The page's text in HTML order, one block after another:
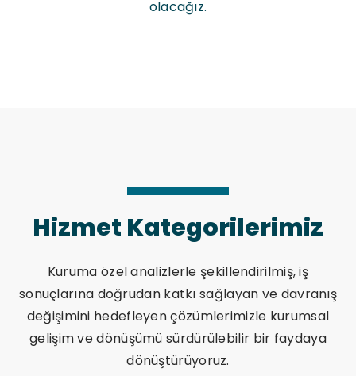
olacağız.
Hizmet Kategorilerimiz
Kuruma özel analizlerle şekillendirilmiş, iş
sonuçlarına doğrudan katkı sağlayan ve davranış
değişimini hedefleyen çözümlerimizle kurumsal
gelişim ve dönüşümü sürdürülebilir bir faydaya
dönüştürüyoruz.